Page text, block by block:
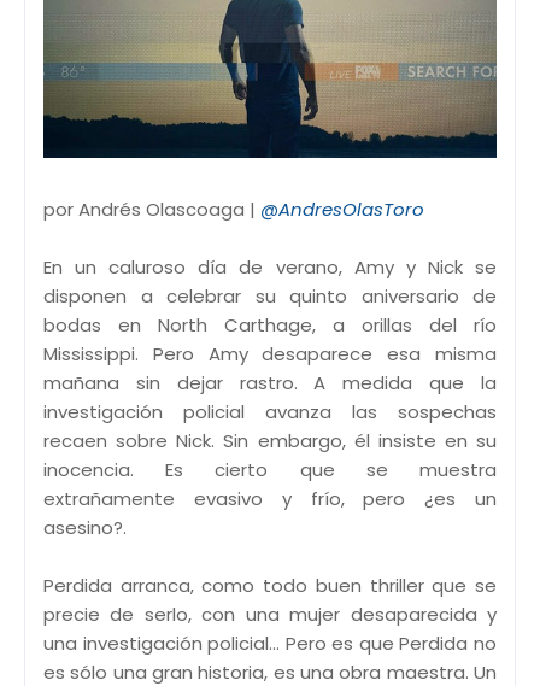
por Andrés Olascoaga | @AndresOlasToro
En un caluroso día de verano, Amy y Nick se
disponen a celebrar su quinto aniversario de
bodas en North Carthage, a orillas del río
Mississippi. Pero Amy desaparece esa misma
mañana sin dejar rastro. A medida que la
investigación policial avanza las sospechas
recaen sobre Nick. Sin embargo, él insiste en su
inocencia. Es cierto que se muestra
extrañamente evasivo y frío, pero ¿es un
asesino?.
Perdida arranca, como todo buen thriller que se
precie de serlo, con una mujer desaparecida y
una investigación policial... Pero es que Perdida no
es sólo una gran historia, es una obra maestra. Un